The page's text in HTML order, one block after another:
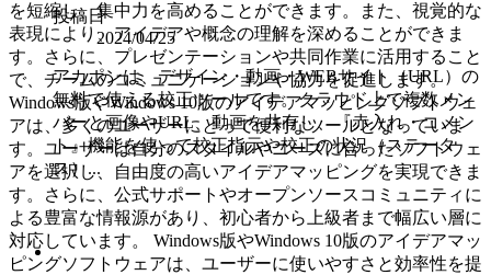
を短縮し、集中力を高めることができます。また、視覚的な
表現により、アイデアや概念の理解を深めることができま
す。さらに、プレゼンテーションや共同作業に活用すること
で、チームのコミュニケーションや協力を促進します。
Windows版やWindows 10版のアイデアマッピングソフトウェ
アは、多くのユーザーにとって便利なツールとなっていま
す。ユーザーは自分のスタイルやニーズに合ったソフトウェ
アを選択し、自由度の高いアイデアマッピングを実現できま
す。さらに、公式サポートやオープンソースコミュニティに
よる豊富な情報源があり、初心者から上級者まで幅広い層に
対応しています。 Windows版やWindows 10版のアイデアマッ
ピングソフトウェアは、ユーザーに使いやすさと効率性を提
投稿日
2024/04/25
アカポンは、デザイン・動画・WEBサイト（URL）の
無料で使える校正ツールです。クラウド上で複数メン
バーと画像やURL、動画を共有し、『赤入れ・コメン
ト』機能を使って校正指示や校正の状況（ステータ
ス）...